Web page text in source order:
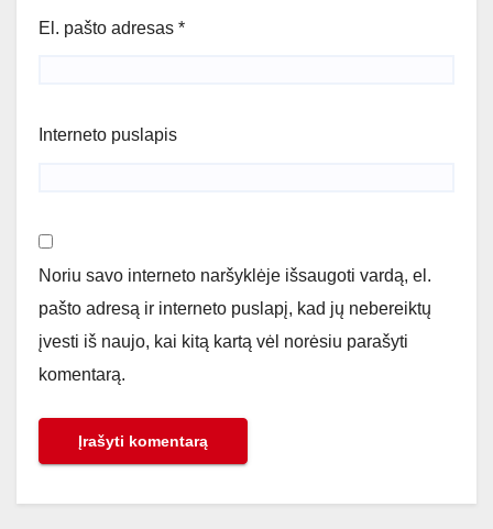
El. pašto adresas *
Interneto puslapis
Noriu savo interneto naršyklėje išsaugoti vardą, el.
pašto adresą ir interneto puslapį, kad jų nebereiktų
įvesti iš naujo, kai kitą kartą vėl norėsiu parašyti
komentarą.